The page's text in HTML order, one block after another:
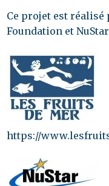
Ce projet est réalisé
Foundation et
https://